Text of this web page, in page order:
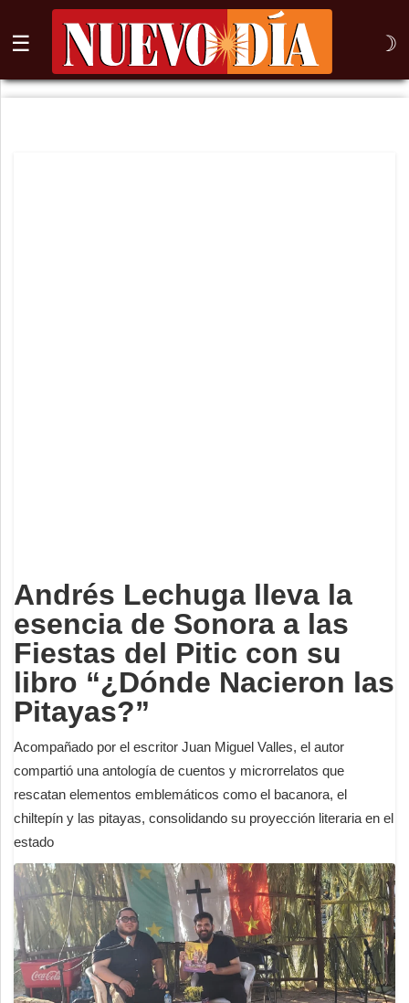
☰ ☽
⌕
Andrés Lechuga lleva la
esencia de Sonora a las
Fiestas del Pitic con su
libro “¿Dónde Nacieron las
Pitayas?”
Acompañado por el escritor Juan Miguel Valles, el autor
compartió una antología de cuentos y microrrelatos que
rescatan elementos emblemáticos como el bacanora, el
chiltepín y las pitayas, consolidando su proyección literaria en el
estado